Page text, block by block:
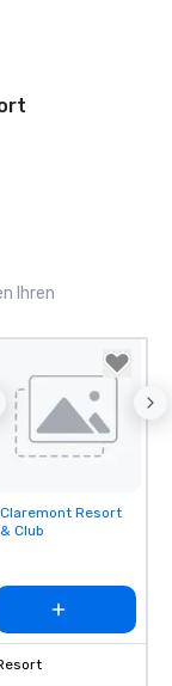
Ihren
Removed from
favorites
Claremont Resort
& Club